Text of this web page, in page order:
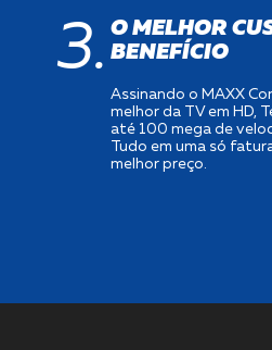
3. O MELHOR
BENEFÍCIO
Assinando o MAXX
melhor da TV em HD,
até 100 mega de
Tudo em uma só
melhor preço.